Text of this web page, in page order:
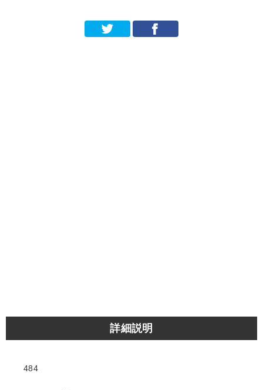
詳細説明
484